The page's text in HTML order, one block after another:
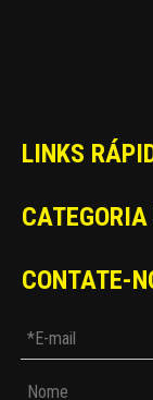
LINKS
CATEGORIA
CONTATE-